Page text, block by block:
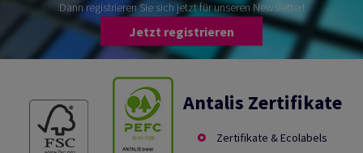
Dann registrieren Sie sich jetzt für unseren Newsletter!
Jetzt registrieren
Antalis Zertifikate
Zertifikate & Ecolabels